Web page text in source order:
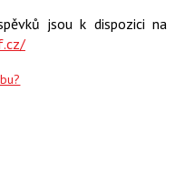
jsou k dispozici na